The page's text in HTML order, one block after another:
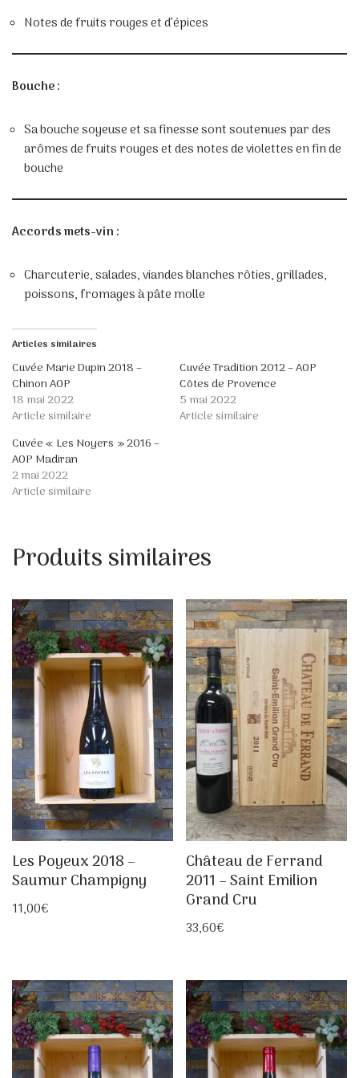
Notes de fruits rouges et d’épices
Bouche :
Sa bouche soyeuse et sa finesse sont soutenues par des
arômes de fruits rouges et des notes de violettes en fin de
bouche
Accords mets-vin :
Charcuterie, salades, viandes blanches rôties, grillades,
poissons, fromages à pâte molle
Articles similaires
Cuvée Marie Dupin 2018 –
Chinon AOP
18 mai 2022
Article similaire
Cuvée Tradition 2012 – AOP
Côtes de Provence
5 mai 2022
Article similaire
Cuvée « Les Noyers » 2016 –
AOP Madiran
2 mai 2022
Article similaire
Produits similaires
Les Poyeux 2018 –
Saumur Champigny
11,00€
Château de Ferrand
2011 – Saint Emilion
Grand Cru
33,60€